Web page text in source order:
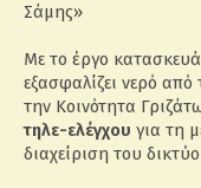
Σάμης»
Με το έργο
εξασφαλίζει νερό
την Κοινότητα
τηλε-ελέγχου για τη
διαχείριση του